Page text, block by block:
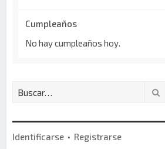
Cumpleaños
No hay cumpleaños hoy.
Identificarse • Registrarse